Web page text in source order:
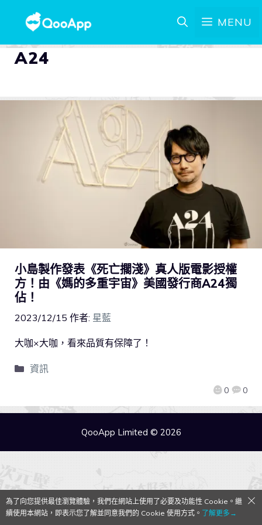
MENU
A24
小島製作發表《死亡擱淺》真人版電影授權
方！由《媽的多重宇宙》美國發行商A24獨
佔！
2023/12/15 作者: 星藍
0 0
大咖×大咖，看來品質有保障了！
資訊
QooApp Limited © 2026
為了向您提供最佳瀏覽體驗，我們在網站上使用了必要及功能性 Cookie。繼
續使用本網站，即表示您了解並同意我們的 Cookie 使用方式。 了解更多→